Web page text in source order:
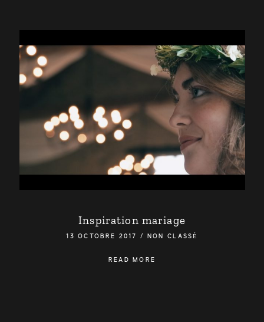
Inspiration mariage
13 OCTOBRE 2017/ NON CLASSÉ
READ MORE